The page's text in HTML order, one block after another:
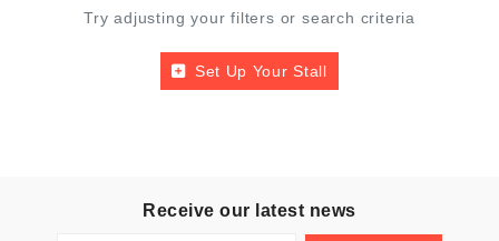
Try adjusting your filters or search criteria
Set Up Your Stall
Receive our latest news